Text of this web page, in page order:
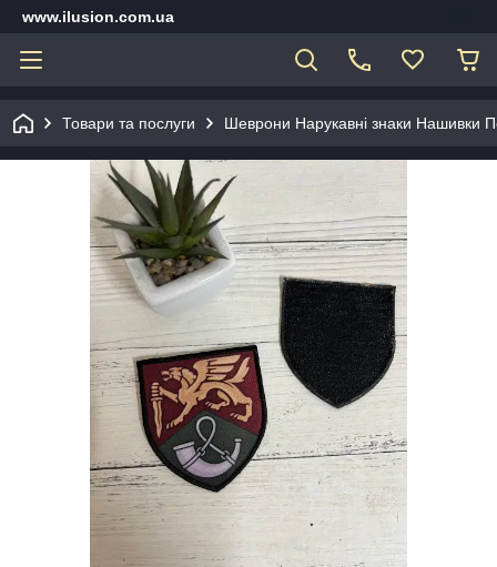
www.ilusion.com.ua
Товари та послуги Шеврони Нарукавні знаки Нашивки